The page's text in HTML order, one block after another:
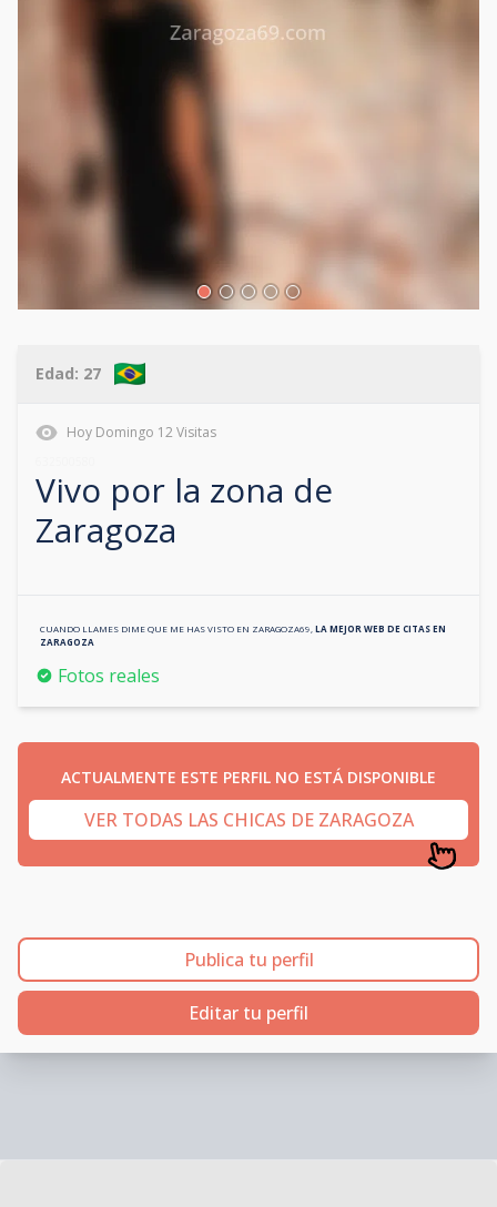
Edad: 27
Hoy Domingo 12 Visitas
Vivo por la zona de
Zaragoza
CUANDO LLAMES DIME QUE ME HAS VISTO EN ZARAGOZA69,LA MEJOR WEB DE CITAS EN
ZARAGOZA
Fotos reales
ACTUALMENTE ESTE PERFIL NO ESTÁ DISPONIBLE
VER TODAS LAS CHICAS DE ZARAGOZA
Publica tu perfil
Editar tu perfil